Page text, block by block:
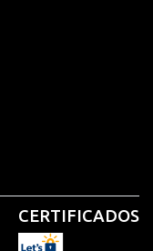
CERTIFICADOS